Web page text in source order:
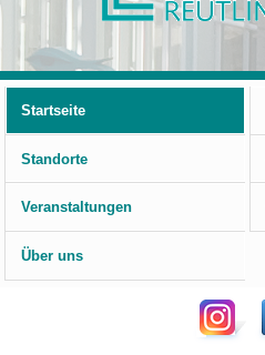
Startseite
Standorte
Veranstaltungen
Über uns